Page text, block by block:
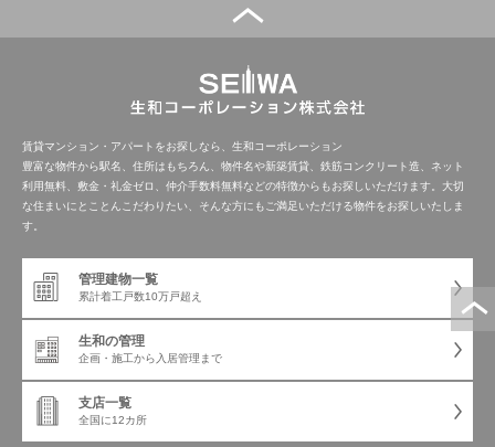
賃貸マンション・アパートをお探しなら、生和コーポレーション
豊富な物件から駅名、住所はもちろん、物件名や新築賃貸、鉄筋コンクリート造、ネット
利用無料、敷金・礼金ゼロ、仲介手数料無料などの特徴からもお探しいただけます。大切
な住まいにとことんこだわりたい、そんな方にもご満足いただける物件をお探しいたしま
す。
管理建物一覧
累計着工戸数10万戸超え
生和の管理
企画・施工から 入居管理まで
支店一覧
全国に12カ所